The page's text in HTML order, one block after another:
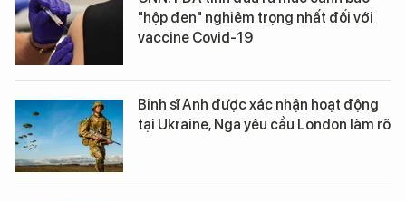
"hộp đen" nghiêm trọng nhất đối với
vaccine Covid-19
Binh sĩ Anh được xác nhận hoạt động
tại Ukraine, Nga yêu cầu London làm rõ